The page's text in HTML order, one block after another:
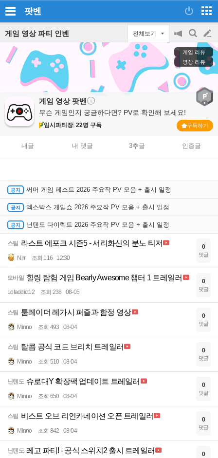
팟벤
게임 영상 파티 인벤 전체보기
공
지
on/off
검
색
글
쓰
게임 리뷰
영상 리뷰
게임 영상팟벤
임시파티장 22명 구독
무슨 게임인지 궁금하다면? PV로 확인해 보세요!
구독하기
내글 내 댓글 3추글 인증글
써머 게임 페스트 2026 주요작 PV 모음 + 출시 일정
엑스박스 게임쇼 2026 주요작 PV 모음 + 출시 일정
닌텐도 다이렉트 2026 주요작 PV 모음 + 출시 일정
스팀 라스트 에포크 시즌5 - 서리화신의 분노 티저
Nirr 조회 116 12:30
0
댓글
모바일 힐링 탐험 게임 Bearly Awesome 챕터 1 트레일러
Loladdict12 조회 238 08-05
0
댓글
스팀 툼레이더 레가시 퍼즐과 함정 영상
Minno 조회 493 08-04
0
댓글
스팀 탈콥 공식 코드 브리치 트레일러
Minno 조회 510 08-04
0
댓글
닌텐도 슈로대Y 확장팩 업데이트 트레일러
Minno 조회 650 08-04
0
댓글
스팀 비스트 오브 리인카네이션 오픈 트레일러
Minno 조회 842 08-04
0
댓글
닌텐도 레고 파티! - 공식 스위치2 출시 트레일러 0